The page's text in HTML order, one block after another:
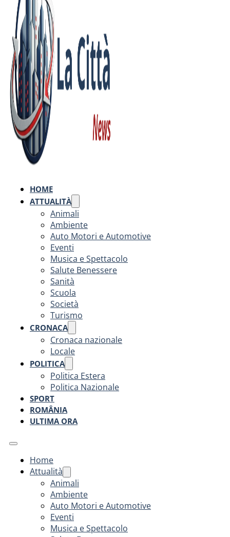
HOME
ATTUALITÀ
Animali
Ambiente
Auto Motori e Automotive
Eventi
Musica e Spettacolo
Salute Benessere
Sanità
Scuola
Società
Turismo
CRONACA
Cronaca nazionale
Locale
POLITICA
Politica Estera
Politica Nazionale
SPORT
ROMÂNIA
ULTIMA ORA
Home
Attualità
Animali
Ambiente
Auto Motori e Automotive
Eventi
Musica e Spettacolo